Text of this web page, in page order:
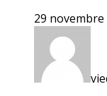
29 novembre